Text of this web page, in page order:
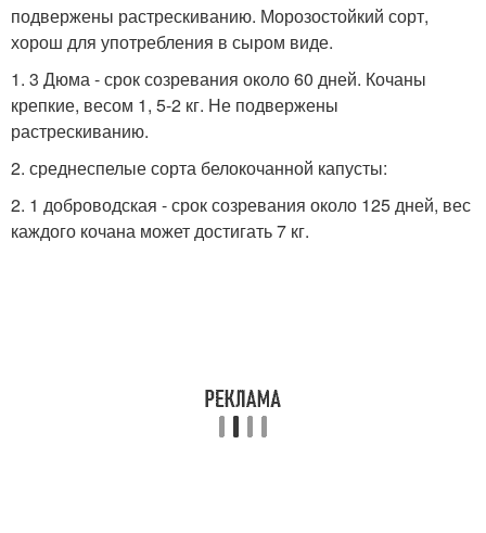
подвержены растрескиванию. Морозостойкий сорт,
хорош для употребления в сыром виде.
1. 3 Дюма - срок созревания около 60 дней. Кочаны
крепкие, весом 1, 5-2 кг. Не подвержены
растрескиванию.
2. среднеспелые сорта белокочанной капусты:
2. 1 доброводская - срок созревания около 125 дней, вес
каждого кочана может достигать 7 кг.